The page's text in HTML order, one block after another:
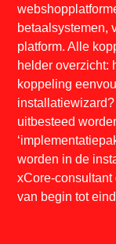
betaalsystemen,
platform. Alle
helder overzicht:
koppeling
uitbesteed
worden in de
xCore-
van begin tot